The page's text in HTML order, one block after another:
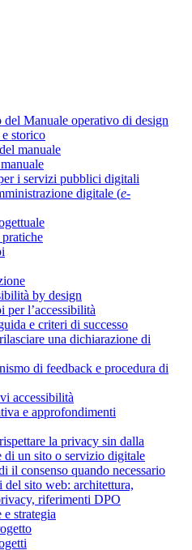
del Manuale operativo di design
storico
manuale
i servizi pubblici digitali
digitale (e-
by design
per l’accessibilità
e criteri di successo
una dichiarazione di
di feedback e procedura di
accessibilità
e approfondimenti
la privacy sin dalla
di un sito o servizio digitale
il consenso quando necessario
del sito web: architettura,
riferimenti DPO
strategia